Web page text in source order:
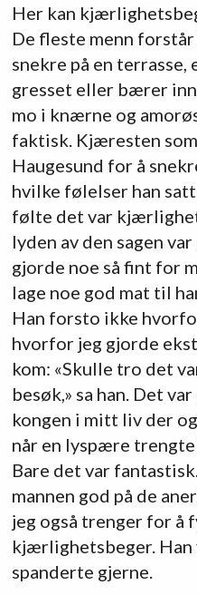
Her kan
De fleste menn
snekre på en
gresset eller bærer
mo i knærne og
faktisk. Kjæresten
Haugesund for å
hvilke følelser han
følte det var
lyden av den sagen
gjorde noe så fint for
lage noe god mat til
Han forsto ikke
hvorfor jeg gjorde
kom: «Skulle tro det
besøk,» sa han. Det
kongen i mitt liv der
når en lyspære
Bare det var
mannen god på de
jeg også trenger for å
kjærlighetsbeger. Han
spanderte gjerne.